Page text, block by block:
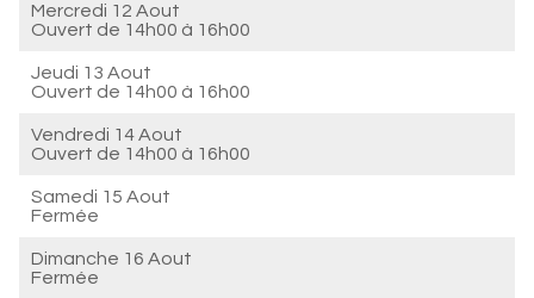
Mercredi 12 Aout
Ouvert de 14h00 à 16h00
Jeudi 13 Aout
Ouvert de 14h00 à 16h00
Vendredi 14 Aout
Ouvert de 14h00 à 16h00
Samedi 15 Aout
Fermée
Dimanche 16 Aout
Fermée